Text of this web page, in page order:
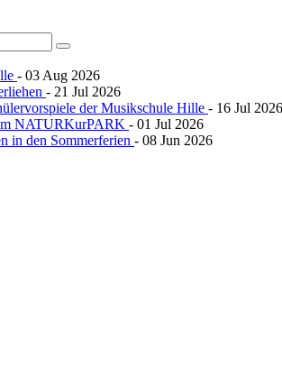
- 03 Aug 2026
- 21 Jul 2026
der Musikschule Hille - 16 Jul 2026
NATURKurPARK - 01 Jul 2026
in den Sommerferien - 08 Jun 2026